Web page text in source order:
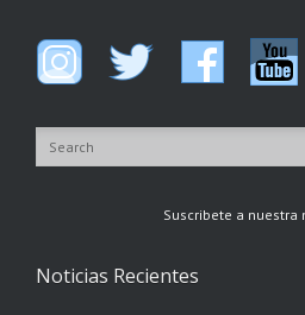
Suscribete a nuestra
Noticias Recientes